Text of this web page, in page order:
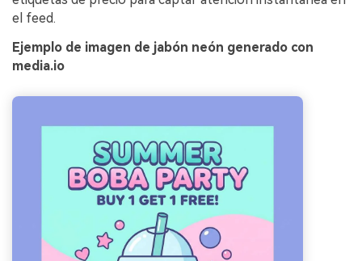
el feed.
Ejemplo de imagen de jabón neón generado con
media.io